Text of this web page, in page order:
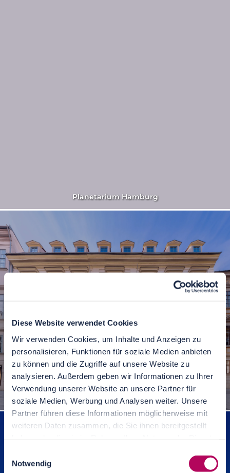
Diese Website verwendet Cookies
Wir verwenden Cookies, um Inhalte und Anzeigen zu
personalisieren, Funktionen für soziale Medien anbieten
zu können und die Zugriffe auf unsere Website zu
analysieren. Außerdem geben wir Informationen zu Ihrer
Verwendung unserer Website an unsere Partner für
soziale Medien, Werbung und Analysen weiter. Unsere
Partner führen diese Informationen möglicherweise mit
weiteren Daten zusammen, die Sie ihnen bereitgestellt
Notwendig
Planetarium Hamburg
Palais Trauttmansdorff in Wien